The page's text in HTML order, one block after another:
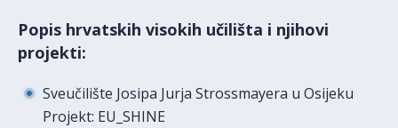
Popis hrvatskih visokih učilišta i njihovi
projekti:
Sveučilište Josipa Jurja Strossmayera u Osijeku
Projekt: EU_SHINE